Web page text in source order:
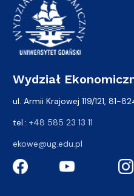
Wydział
ul. Armii Krajowej 119/121, 81-
tel.: +48 585 23 13 11
ekowe@ug.edu.pl